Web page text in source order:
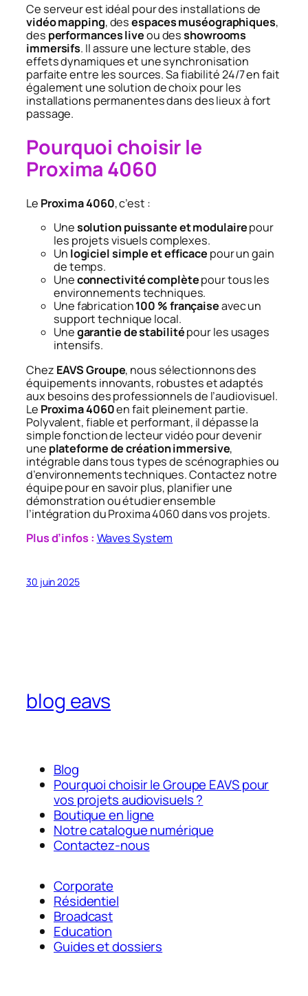
Ce serveur est idéal pour des installations de
vidéo mapping, desespaces muséographiques,
des performances liveou desshowrooms
immersifs. Il assure une lecture stable, des
effets dynamiques et une synchronisation
parfaite entre les sources. Sa fiabilité 24/7 en fait
également une solution de choix pour les
installations permanentes dans des lieux à fort
passage.
Pourquoi choisir le
Proxima 4060
Le Proxima 4060, c’est :
Unesolution puissante et modulairepour
les projets visuels complexes.
Un logiciel simple et efficace pour un gain
de temps.
Uneconnectivité complètepour tous les
environnements techniques.
Une fabrication100 % françaiseavec un
support technique local.
Unegarantie de stabilitépour les usages
intensifs.
Chez EAVS Groupe, nous sélectionnons des
équipements innovants, robustes et adaptés
aux besoins des professionnels de l’audiovisuel.
Le Proxima 4060en fait pleinement partie.
Polyvalent, fiable et performant, il dépasse la
simple fonction de lecteur vidéo pour devenir
une plateforme de création immersive,
intégrable dans tous types de scénographies ou
d’environnements techniques. Contactez notre
équipe pour en savoir plus, planifier une
démonstration ou étudier ensemble
l’intégration du Proxima 4060 dans vos projets.
Plus d’infos : Waves System
30 juin 2025
blog eavs
Blog
Pourquoi choisir le Groupe EAVS pour
vos projets audiovisuels ?
Boutique en ligne
Notre catalogue numérique
Contactez-nous
Corporate
Résidentiel
Broadcast
Education
Guides et dossiers